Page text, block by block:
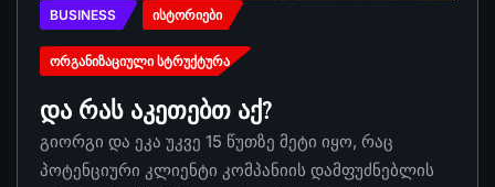
BUSINESS ᲘᲡᲢᲝᲠᲘᲔᲑᲘ
ᲝᲠᲒᲐᲜᲘᲖᲐᲪᲘᲣᲚᲘ ᲡᲢᲠᲣᲥᲢᲣᲠᲐ
და რას აკეთებთ აქ?
გიორგი და ეკა უკვე 15 წუთზე მეტი იყო, რაც
პოტენციური კლიენტი კომპანიის დამფუძნებლის